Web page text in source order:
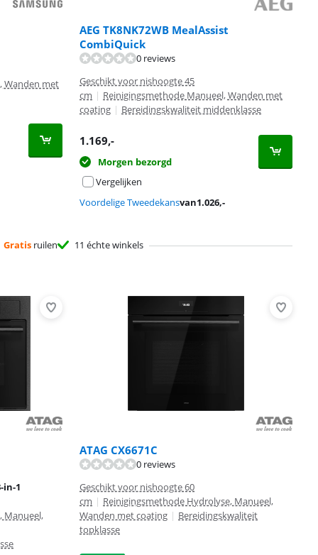
Wanden met
AEG TK8NK72WB MealAssist
CombiQuick
0 reviews
Geschikt voor nishoogte 45
cm | Reinigingsmethode Manueel, Wanden met
coating | Bereidingskwaliteit middenklasse
1.169,-
Morgen bezorgd
Vergelijken
Voordelige Tweedekansvan1.026,-
Gratis ruilen 11 échte winkels
in-1
Manueel,
ATAG CX6671C
0 reviews
Geschikt voor nishoogte 60
cm | Reinigingsmethode Hydrolyse, Manueel,
Wanden met coating | Bereidingskwaliteit
topklasse